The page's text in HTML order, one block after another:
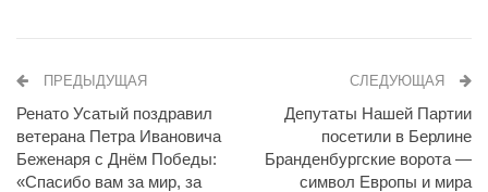
ПРЕДЫДУЩАЯ
Ренато Усатый поздравил
ветерана Петра Ивановича
Беженаря с Днём Победы:
«Спасибо вам за мир, за
СЛЕДУЮЩАЯ
Депутаты Нашей Партии
посетили в Берлине
Бранденбургские ворота —
символ Европы и мира